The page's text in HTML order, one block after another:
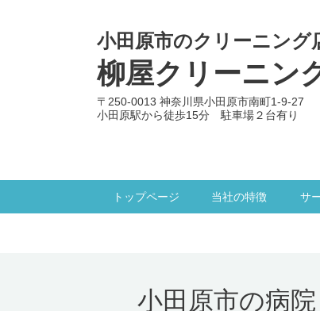
小田原市のクリーニング
柳屋クリーニン
〒250-0013 神奈川県小田原市南町1-9-27
小田原駅から徒歩15分 駐車場２台有り
トップページ 当社の特徴 サ
小田原市の病